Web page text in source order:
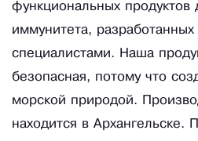
функциональных продуктов
иммунитета,
специалистами. Наша
безопасная, потому что
морской природой.
находится в Архангельске.